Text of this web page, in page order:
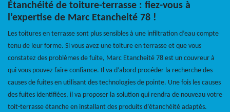
Étanchéité de toiture-terrasse : fiez-vous à
l’expertise de Marc Etancheité 78 !
Les toitures en terrasse sont plus sensibles à une infiltration d’eau compte
tenu de leur forme. Si vous avez une toiture en terrasse et que vous
constatez des problèmes de fuite, Marc Etancheité 78 est un couvreur à
qui vous pouvez faire confiance. Il va d’abord procéder la recherche des
causes de fuites en utilisant des technologies de pointe. Une fois les causes
des fuites identifiées, il va proposer la solution qui rendra de nouveau votre
toit-terrasse étanche en installant des produits d’étanchéité adaptés.